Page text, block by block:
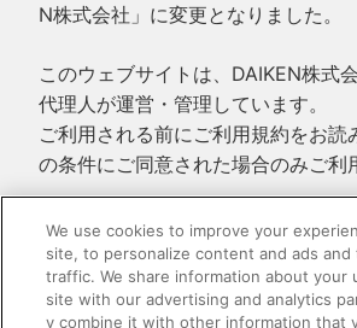
N株式会社」に変更となりました。
このウェブサイトは、DAIKEN株式
代理人が運営・管理しています。
ご利用される前にご利用規約をお読
の条件にご同意された場合のみご利
ご利用規約
プライバシーポリシー
特定商取引法に基づく表示
We use cookies to improve your
site, to personalize content and ads and
traffic. We share information about your
site with our advertising and analytics
y combine it with other information that